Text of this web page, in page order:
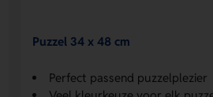
Puzzel 34 x 48 cm
Perfect passend puzzelplezier